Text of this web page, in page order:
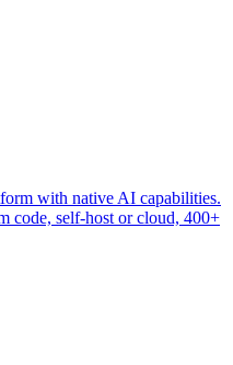
with native AI capabilities.
code, self-host or cloud, 400+